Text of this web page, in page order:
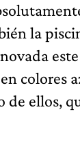
la
colores
de ellos,